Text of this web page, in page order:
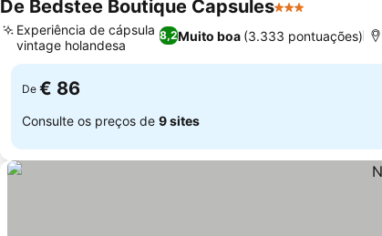
De Bedstee Boutique Capsules3 Estrelas
8,2Muito boa (3.333 pontuações)
Experiência de cápsula
vintage holandesa
De € 86
Consulte os preços de 9 sites